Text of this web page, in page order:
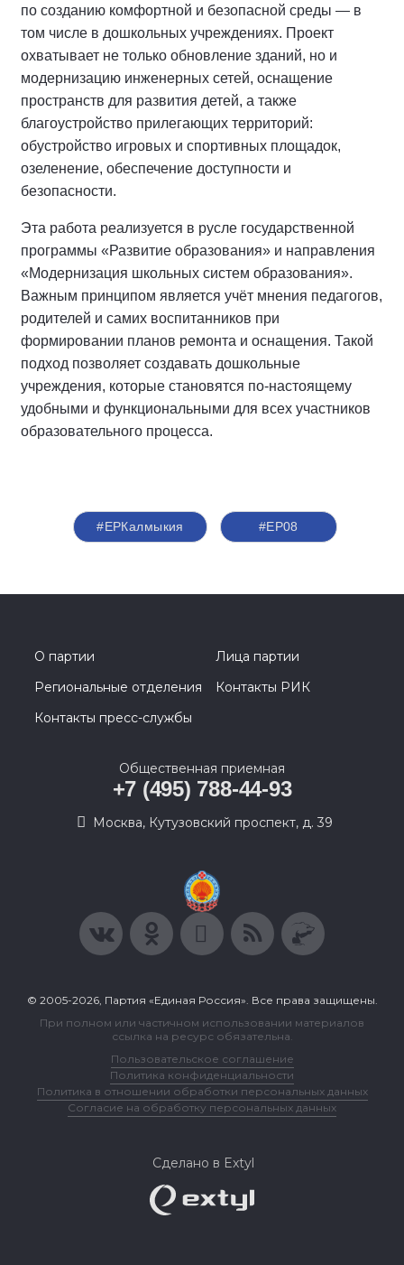
по созданию комфортной и безопасной среды — в
том числе в дошкольных учреждениях. Проект
охватывает не только обновление зданий, но и
модернизацию инженерных сетей, оснащение
пространств для развития детей, а также
благоустройство прилегающих территорий:
обустройство игровых и спортивных площадок,
озеленение, обеспечение доступности и
безопасности.
Эта работа реализуется в русле государственной
программы «Развитие образования» и направления
«Модернизация школьных систем образования».
Важным принципом является учёт мнения педагогов,
родителей и самих воспитанников при
формировании планов ремонта и оснащения. Такой
подход позволяет создавать дошкольные
учреждения, которые становятся по-настоящему
удобными и функциональными для всех участников
образовательного процесса.
#ЕРКалмыкия #ЕР08
О партии
Лица партии
Региональные отделения
Контакты РИК
Контакты пресс-службы
Общественная приемная
+7 (495) 788-44-93
Москва, Кутузовский проспект, д. 39
© 2005-2026, Партия «Единая Россия». Все права защищены.
При полном или частичном использовании материалов
ссылка на ресурс обязательна.
Пользовательское соглашение
Политика конфиденциальности
Политика в отношении обработки персональных данных
Согласие на обработку персональных данных
Сделано в Extyl